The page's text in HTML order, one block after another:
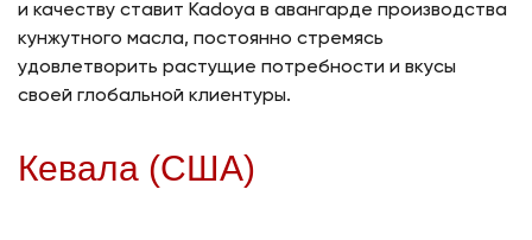
и качеству ставит Kadoya в авангарде производства
кунжутного масла, постоянно стремясь
удовлетворить растущие потребности и вкусы
своей глобальной клиентуры.
Кевала (США)